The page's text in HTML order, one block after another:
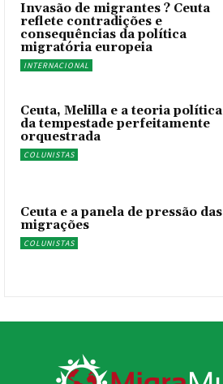
Invasão de migrantes ? Ceuta
reflete contradições e
consequências da política
migratória europeia
INTERNACIONAL
Ceuta, Melilla e a teoria política
da tempestade perfeitamente
orquestrada
COLUNISTAS
Ceuta e a panela de pressão das
migrações
COLUNISTAS